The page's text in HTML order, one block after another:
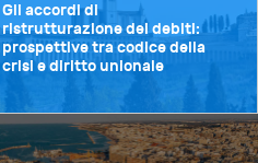
Gli accordi di
ristrutturazione dei debiti:
prospettive tra codice della
crisi e diritto unionale